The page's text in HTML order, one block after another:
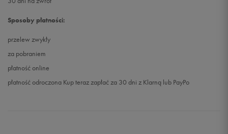
Sposoby płatności:
przelew zwykły
za pobraniem
płatność online
płatność odroczona Kup teraz zapłać za 30 dni z Klarną lub PayPo